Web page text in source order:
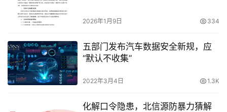
2026年1月9日 334
五部门发布汽车数据安全新规，应
“默认不收集”
2022年3月4日 1.3K
化解口令隐患，北信源防暴力猜解